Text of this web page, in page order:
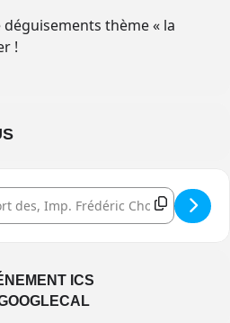
thème « la
!
Fête de la fraise []
Address - Fête de la fraise []
ICS